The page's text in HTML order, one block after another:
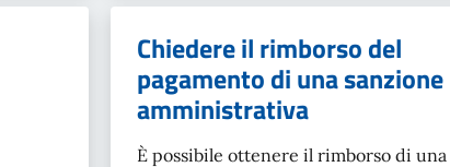
Chiedere il rimborso del
pagamento di una sanzione
amministrativa
È possibile ottenere il rimborso di una